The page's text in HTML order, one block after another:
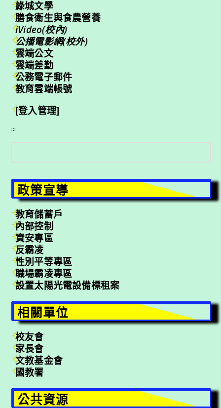
綠城文學
膳食衛生與食農營養
iVideo(校內)
公播電影網(校外)
雲端公文
雲端差勤
公務電子郵件
教育雲端帳號
[登入管理]
:::
搜
尋
政策宣導
教育儲蓄戶
內部控制
資安專區
反霸凌
性別平等專區
職場霸凌專區
設置太陽光電設備標租案
相關單位
校友會
家長會
文教基金會
國教署
公共資源